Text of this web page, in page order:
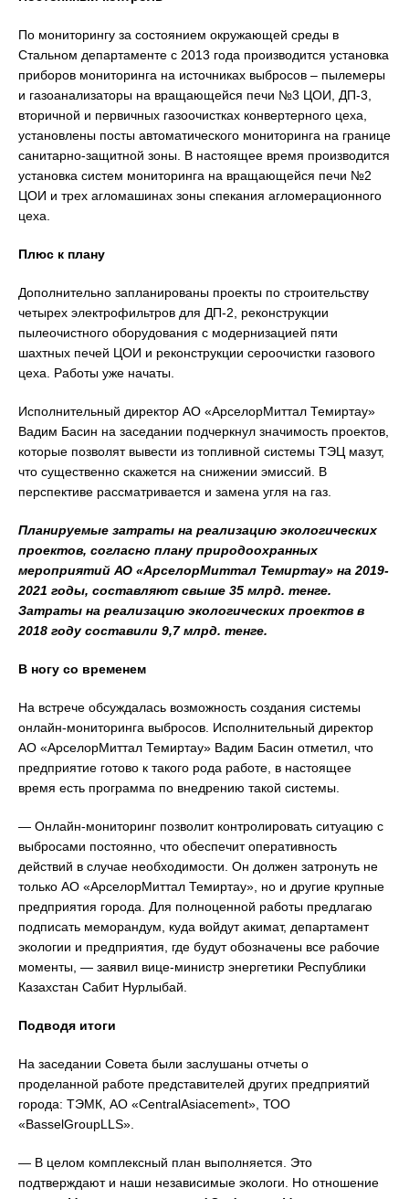
По мониторингу за состоянием окружающей среды в
Стальном департаменте с 2013 года производится установка
приборов мониторинга на источниках выбросов – пылемеры
и газоанализаторы на вращающейся печи №3 ЦОИ, ДП-3,
вторичной и первичных газоочистках конвертерного цеха,
установлены посты автоматического мониторинга на границе
санитарно-защитной зоны. В настоящее время производится
установка систем мониторинга на вращающейся печи №2
ЦОИ и трех агломашинах зоны спекания агломерационного
цеха.
Плюс к плану
Дополнительно запланированы проекты по строительству
четырех электрофильтров для ДП-2, реконструкции
пылеочистного оборудования с модернизацией пяти
шахтных печей ЦОИ и реконструкции сероочистки газового
цеха. Работы уже начаты.
Исполнительный директор АО «АрселорМиттал Темиртау»
Вадим Басин на заседании подчеркнул значимость проектов,
которые позволят вывести из топливной системы ТЭЦ мазут,
что существенно скажется на снижении эмиссий. В
перспективе рассматривается и замена угля на газ.
Планируемые затраты на реализацию экологических
проектов, согласно плану природоохранных
мероприятий АО «АрселорМиттал Темиртау» на 2019-
2021 годы, составляют свыше 35 млрд. тенге.
Затраты на реализацию экологических проектов в
2018 году составили 9,7 млрд. тенге.
В ногу со временем
На встрече обсуждалась возможность создания системы
онлайн-мониторинга выбросов. Исполнительный директор
АО «АрселорМиттал Темиртау» Вадим Басин отметил, что
предприятие готово к такого рода работе, в настоящее
время есть программа по внедрению такой системы.
— Онлайн-мониторинг позволит контролировать ситуацию с
выбросами постоянно, что обеспечит оперативность
действий в случае необходимости. Он должен затронуть не
только АО «АрселорМиттал Темиртау», но и другие крупные
предприятия города. Для полноценной работы предлагаю
подписать меморандум, куда войдут акимат, департамент
экологии и предприятия, где будут обозначены все рабочие
моменты, — заявил вице-министр энергетики Республики
Казахстан Сабит Нурлыбай.
Подводя итоги
На заседании Совета были заслушаны отчеты о
проделанной работе представителей других предприятий
города: ТЭМК, АО «CentralAsiacement», ТОО
«BasselGroupLLS».
— В целом комплексный план выполняется. Это
подтверждают и наши независимые экологи. Но отношение